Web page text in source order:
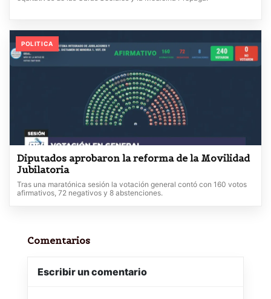
POLITICA
Diputados aprobaron la reforma de la Movilidad
Jubilatoria
Tras una maratónica sesión la votación general contó con 160 votos
afirmativos, 72 negativos y 8 abstenciones.
Comentarios
Escribir un comentario